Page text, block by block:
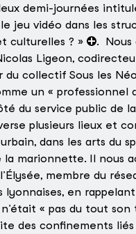
demi-journées
jeu vidéo dans les
culturelles ? »
. Nous
Ligeon,
collectif Sous les
un « professionnel
du service public de
plusieurs lieux et
dans les arts du
la marionnette. Il nous
membre du
lyonnaises, en
« pas du tout son
des confinements liés